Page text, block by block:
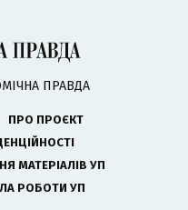
ПРАВДА
ПРО ПРОЄКТ
МАТЕРІАЛІВ УП
РОБОТИ УП